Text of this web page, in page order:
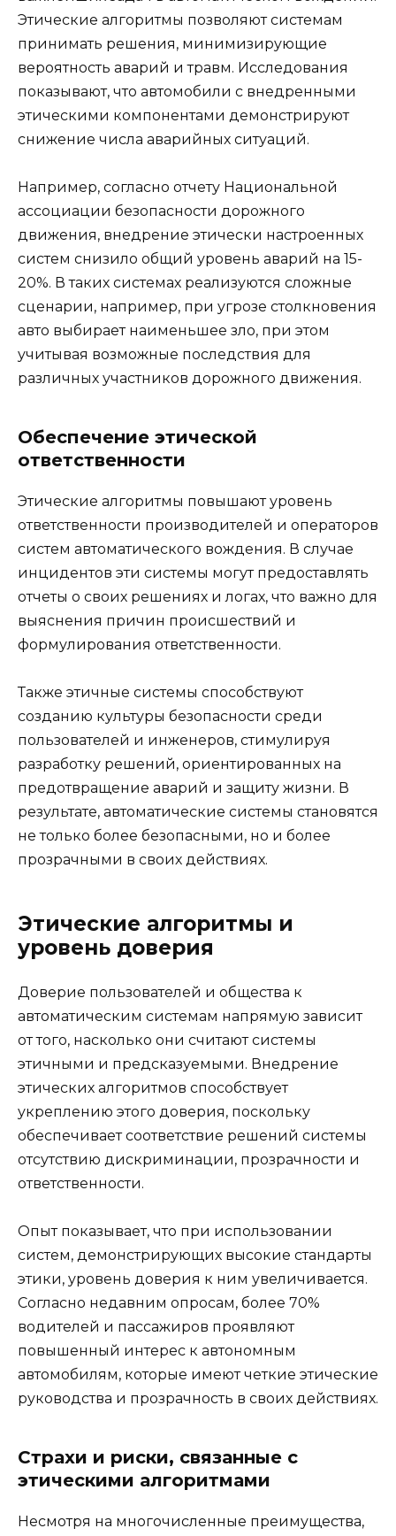
Этические алгоритмы позволяют системам
принимать решения, минимизирующие
вероятность аварий и травм. Исследования
показывают, что автомобили с внедренными
этическими компонентами демонстрируют
снижение числа аварийных ситуаций.
Например, согласно отчету Национальной
ассоциации безопасности дорожного
движения, внедрение этически настроенных
систем снизило общий уровень аварий на 15-
20%. В таких системах реализуются сложные
сценарии, например, при угрозе столкновения
авто выбирает наименьшее зло, при этом
учитывая возможные последствия для
различных участников дорожного движения.
Обеспечение этической
ответственности
Этические алгоритмы повышают уровень
ответственности производителей и операторов
систем автоматического вождения. В случае
инцидентов эти системы могут предоставлять
отчеты о своих решениях и логах, что важно для
выяснения причин происшествий и
формулирования ответственности.
Также этичные системы способствуют
созданию культуры безопасности среди
пользователей и инженеров, стимулируя
разработку решений, ориентированных на
предотвращение аварий и защиту жизни. В
результате, автоматические системы становятся
не только более безопасными, но и более
прозрачными в своих действиях.
Этические алгоритмы и
уровень доверия
Доверие пользователей и общества к
автоматическим системам напрямую зависит
от того, насколько они считают системы
этичными и предсказуемыми. Внедрение
этических алгоритмов способствует
укреплению этого доверия, поскольку
обеспечивает соответствие решений системы
отсутствию дискриминации, прозрачности и
ответственности.
Опыт показывает, что при использовании
систем, демонстрирующих высокие стандарты
этики, уровень доверия к ним увеличивается.
Согласно недавним опросам, более 70%
водителей и пассажиров проявляют
повышенный интерес к автономным
автомобилям, которые имеют четкие этические
руководства и прозрачность в своих действиях.
Страхи и риски, связанные с
этическими алгоритмами
Несмотря на многочисленные преимущества,